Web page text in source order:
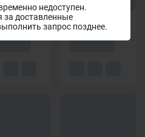
недоступен.
за доставленные
запрос позднее.